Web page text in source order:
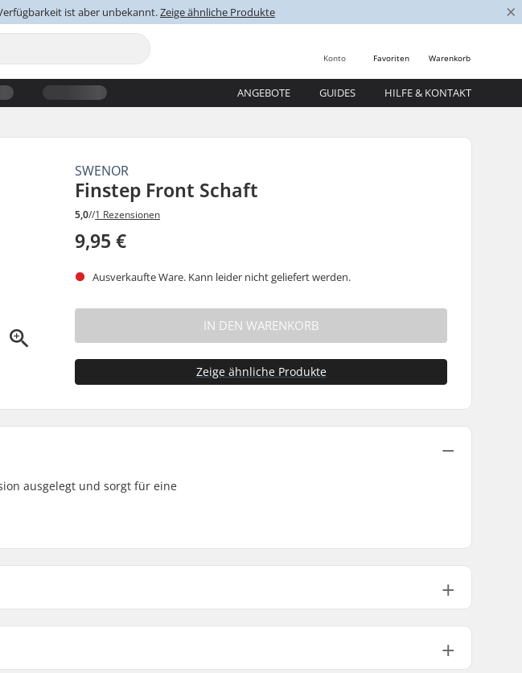
ist aber unbekannt.Zeige ähnliche Produkte ×
Warenkorb
Favoriten
Konto
ANGEBOTE GUIDES HILFE & KONTAKT
SWENOR
Finstep Front Schaft
5,0//1 Rezensionen
9,95 €
Ausverkaufte Ware. Kann leider nicht geliefert werden.
IN DEN WARENKORB
Zeige ähnliche Produkte
ausgelegt und sorgt für eine